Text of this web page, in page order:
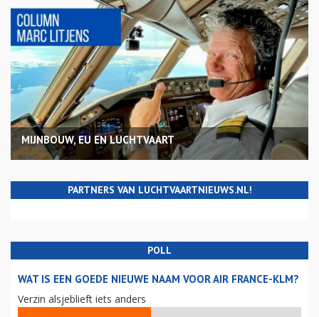
MIJNBOUW, EU EN LUCHTVAART
PARTNERS VAN LUCHTVAARTNIEUWS.NL!
POLL
WAT IS EEN GOEDE NIEUWE NAAM VOOR AIR FRANCE-KLM?
Verzin alsjeblieft iets anders